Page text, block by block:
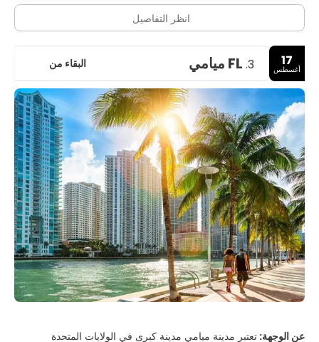
انظر التفاصيل
17
أغسطس 3. FL ميامي البقاء من
عن الوجهة: تعتبر مدينة ميامي مدينة كبرى في الولايات المتحدة